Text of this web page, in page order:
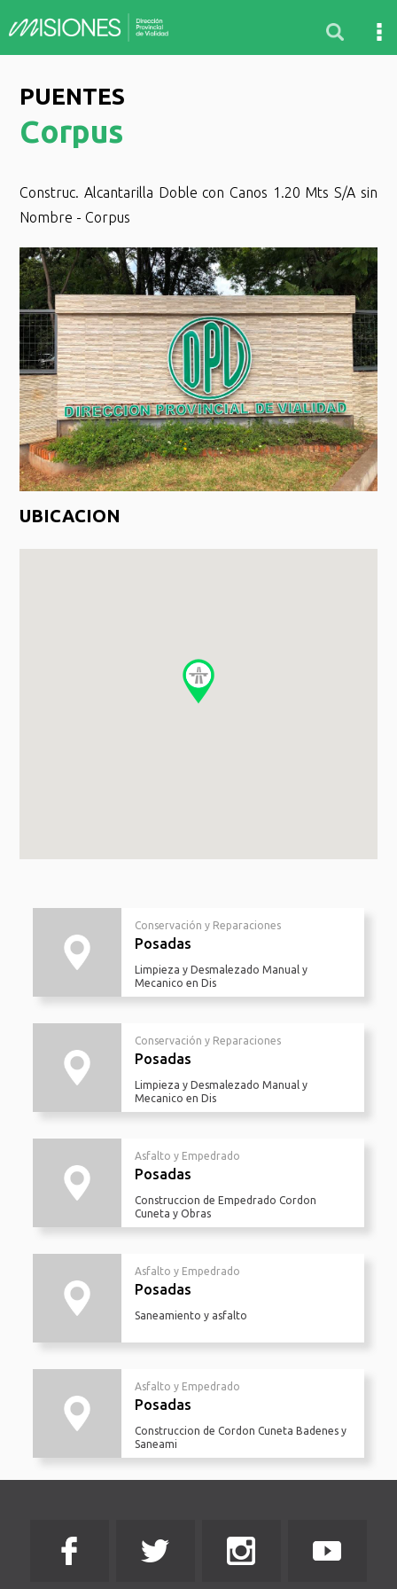
PUENTES
Corpus
Construc. Alcantarilla Doble con Canos 1.20 Mts S/A sin
Nombre - Corpus
UBICACION
Conservación y Reparaciones
Posadas
Limpieza y Desmalezado Manual y
Mecanico en Dis
Conservación y Reparaciones
Posadas
Limpieza y Desmalezado Manual y
Mecanico en Dis
Asfalto y Empedrado
Posadas
Construccion de Empedrado Cordon
Cuneta y Obras
Asfalto y Empedrado
Posadas
Saneamiento y asfalto
Asfalto y Empedrado
Posadas
Construccion de Cordon Cuneta Badenes y
Saneami